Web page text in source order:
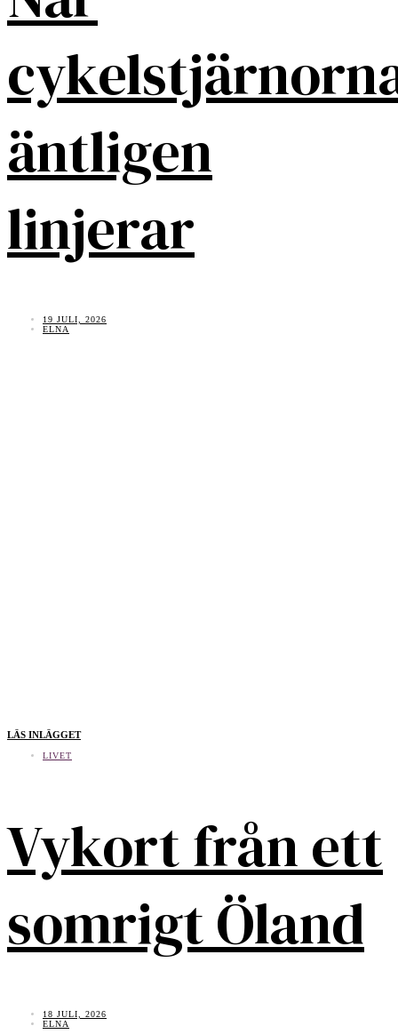
äntligen
linjerar
19 JULI, 2026
ELNA
LÄS INLÄGGET
LIVET
Vykort från ett
somrigt Öland
18 JULI, 2026
ELNA